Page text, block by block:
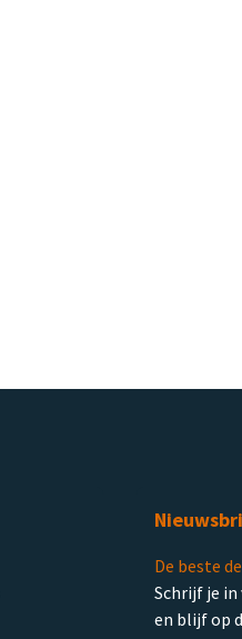
De beste
Schrijf je
en blijf op